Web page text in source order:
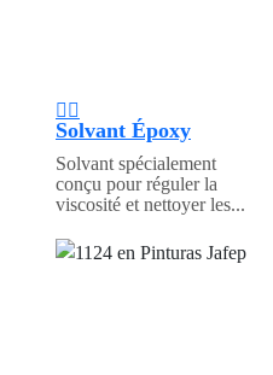
Solvant Époxy
Solvant spécialement
conçu pour réguler la
viscosité et nettoyer les...